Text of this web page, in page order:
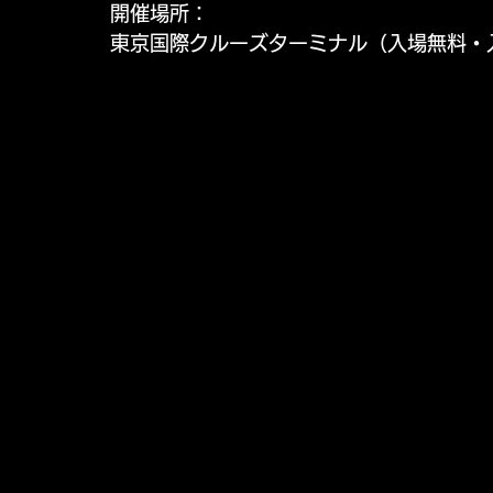
開催場所：
東京国際クルーズターミナル（入場無料・